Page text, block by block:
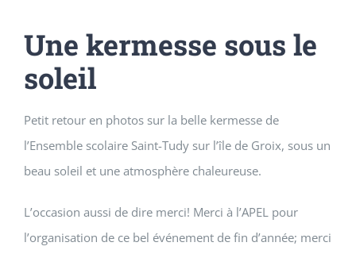
Une kermesse sous le
soleil
Petit retour en photos sur la belle kermesse de
l’Ensemble scolaire Saint-Tudy sur l’île de Groix, sous un
beau soleil et une atmosphère chaleureuse.
L’occasion aussi de dire merci! Merci à l’APEL pour
l’organisation de ce bel événement de fin d’année; merci